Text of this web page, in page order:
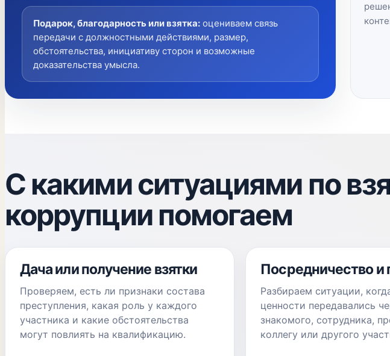
Подарок, благодарность или взятка: оцениваем связь
передачи с должностными действиями, размер,
обстоятельства, инициативу сторон и возможные
доказательства умысла.
С какими ситуациями по
коррупции помогаем
Дача или получение взятки
Проверяем, есть ли признаки состава
преступления, какая роль у каждого
участника и какие обстоятельства
могут повлиять на квалификацию.
Посредничество и
Разбираем ситуации,
ценности передавались
знакомого, сотрудника,
коллегу или другого